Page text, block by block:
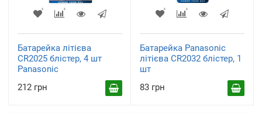
Батарейка літієва
CR2025 блістер, 4 шт
Panasonic
212 грн
Батарейка Panasonic
літієва CR2032 блістер, 1
шт
83 грн